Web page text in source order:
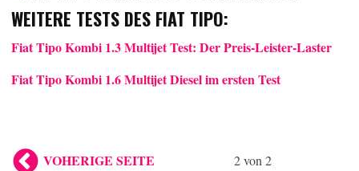
WEITERE TESTS DES FIAT TIPO:
Fiat Tipo Kombi 1.3 Multijet Test: Der Preis-Leister-Laster
Fiat Tipo Kombi 1.6 Multijet Diesel im ersten Test
VOHERIGE SEITE 2 von 2